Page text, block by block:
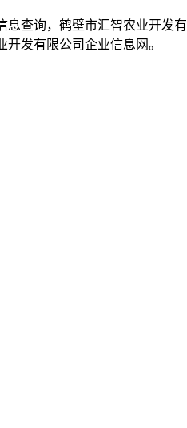
查询，鹤壁市汇智农业开发
发有限公司企业信息网。